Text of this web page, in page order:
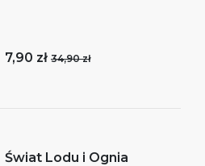
7,90 zł 34,90 zł
Świat Lodu i Ognia